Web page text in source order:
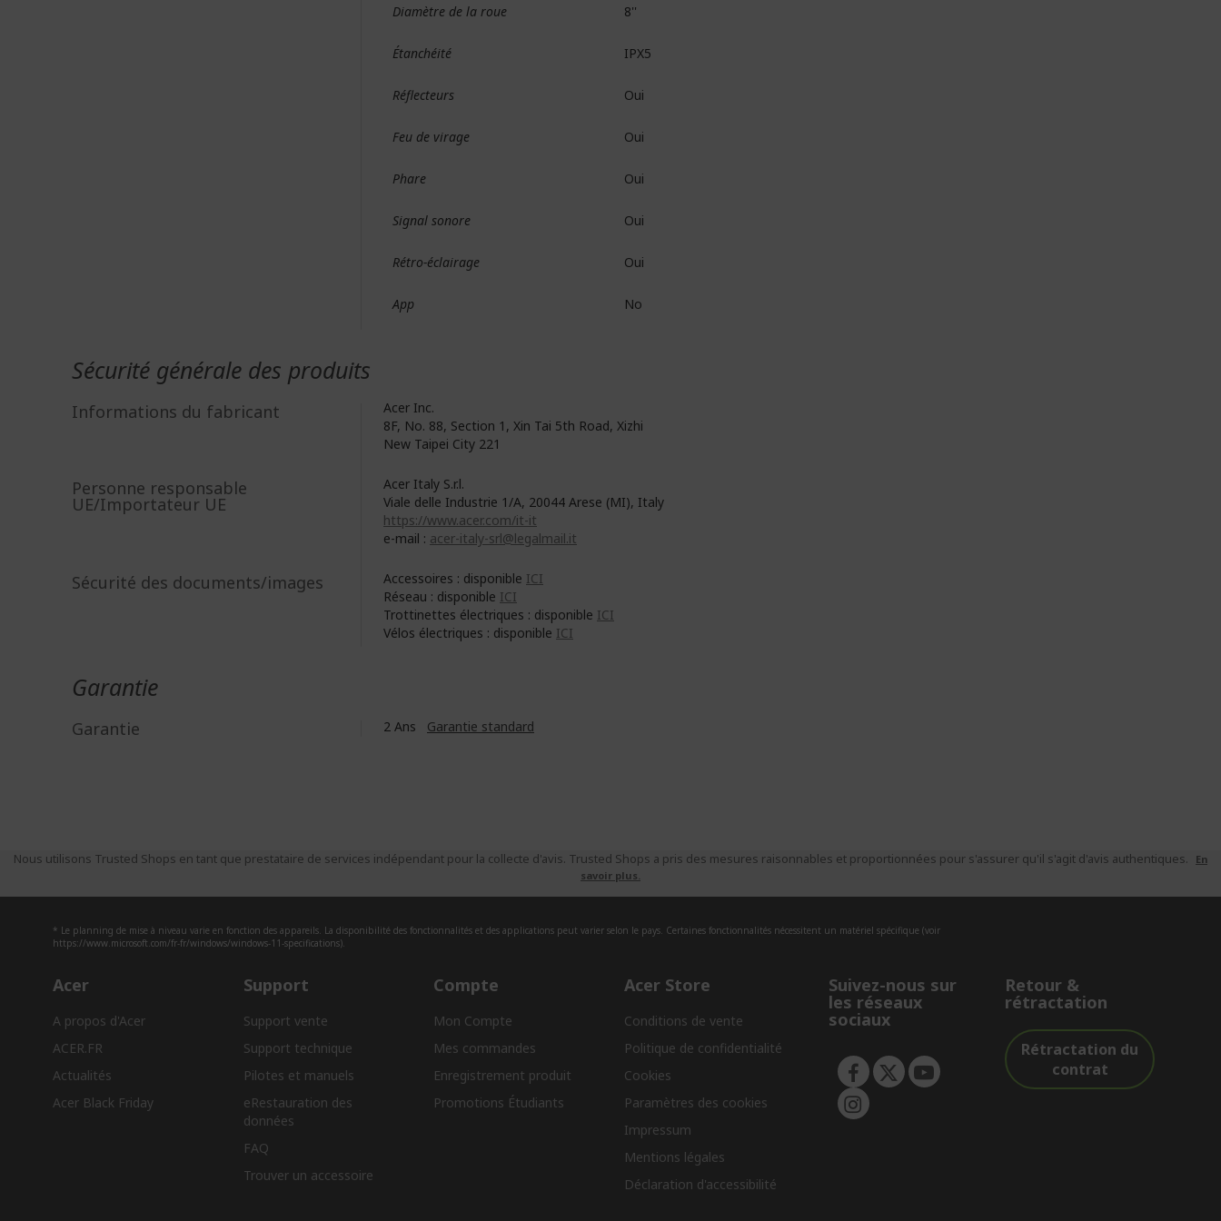
Diamètre de la roue 8''
Étanchéité IPX5
Réflecteurs Oui
Feu de virage Oui
Phare Oui
Signal sonore Oui
Rétro-éclairage Oui
App No
Sécurité générale des produits
Informations du fabricant
Acer Inc.
8F, No. 88, Section 1, Xin Tai 5th Road, Xizhi
New Taipei City 221
Personne responsable
UE/Importateur UE
Acer Italy S.r.l.
Viale delle Industrie 1/A, 20044 Arese (MI), Italy
https://www.acer.com/it-it
e-mail : acer-italy-srl@legalmail.it
Sécurité des documents/images Accessoires : disponible ICI
Réseau : disponible ICI
Trottinettes électriques : disponible ICI
Vélos électriques : disponible ICI
Garantie
Garantie 2 Ans Garantie standard
Nous utilisons Trusted Shops en tant que prestataire de services indépendant pour la collecte d'avis. Trusted Shops a pris des mesures raisonnables et proportionnées pour s'assurer qu'il s'agit d'avis authentiques.
En
savoir plus.
* Le planning de mise à niveau varie en fonction des appareils. La disponibilité des fonctionnalités et des applications peut varier selon le pays. Certaines fonctionnalités nécessitent un matériel spécifique (voir
https://www.microsoft.com/fr-fr/windows/windows-11-specifications).
Acer
A propos d'Acer
ACER.FR
Actualités
Acer Black Friday
Support
Support vente
Support technique
Pilotes et manuels
eRestauration des
données​
FAQ
Trouver un accessoire
Compte
Mon Compte
Mes commandes
Enregistrement produit
Promotions Étudiants
Acer Store
Conditions de vente
Politique de confidentialité
Cookies
Paramètres des cookies
Impressum
Mentions légales
Déclaration d'accessibilité
Suivez-nous sur
les réseaux
sociaux
Retour &
rétractation
Rétractation du
contrat